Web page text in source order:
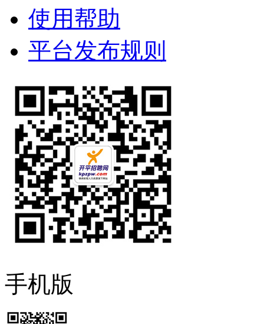
使用帮助
平台发布规则
手机版